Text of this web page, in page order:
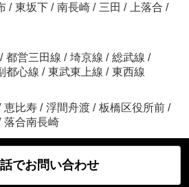
/ 東坂下 / 南長崎 / 三田 / 上落合 /
/ 都営三田線 / 埼京線 / 総武線 /
都心線 / 東武東上線 / 東西線
恵比寿 / 浮間舟渡 / 板橋区役所前 /
落合南長崎
でお問い合わせ